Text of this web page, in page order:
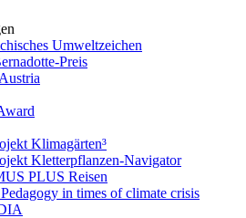
Umweltzeichen
Preis
Klimagärten³
Kletterpflanzen-Navigator
PLUS Reisen
in times of climate crisis